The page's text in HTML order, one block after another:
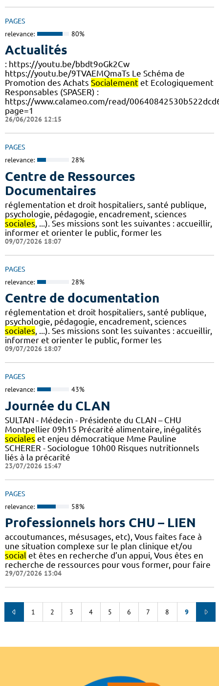
PAGES
relevance: 80%
Actualités
: https://youtu.be/bbdt9oGk2Cw
https://youtu.be/9TVAEMQmaTs Le Schéma de
Promotion des Achats Socialement et Ecologiquement
Responsables (SPASER) :
https://www.calameo.com/read/
page=1
26/06/2026 12:15
PAGES
relevance: 28%
Centre de Ressources
Documentaires
réglementation et droit hospitaliers, santé publique,
psychologie, pédagogie, encadrement, sciences
sociales , ...). Ses missions sont les suivantes : accueillir,
informer et orienter le public, former les
09/07/2026 18:07
PAGES
relevance: 28%
Centre de documentation
réglementation et droit hospitaliers, santé publique,
psychologie, pédagogie, encadrement, sciences
sociales, ...). Ses missions sont les suivantes : accueillir,
informer et orienter le public, former les
09/07/2026 18:07
PAGES
relevance: 43%
Journée du CLAN
SULTAN - Médecin - Présidente du CLAN – CHU
Montpellier 09h15 Précarité alimentaire, inégalités
sociales et enjeu démocratique Mme Pauline
SCHERER - Sociologue 10h00 Risques nutritionnels
liés à la précarité
23/07/2026 15:47
PAGES
relevance: 58%
Professionnels hors CHU – LIEN
accoutumances, mésusages, etc), Vous faites face à
une situation complexe sur le plan clinique et/ou
social et êtes en recherche d’un appui, Vous êtes en
recherche de ressources pour vous former, pour faire
29/07/2026 13:04
1 2 3 4 5 6 7 8 9